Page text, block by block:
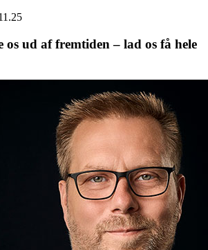
ud af fremtiden – lad os få hele